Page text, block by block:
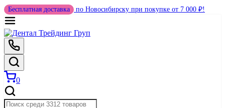
Бесплатная доставка по Новосибирску при покупке от 7 000 ₽!
0